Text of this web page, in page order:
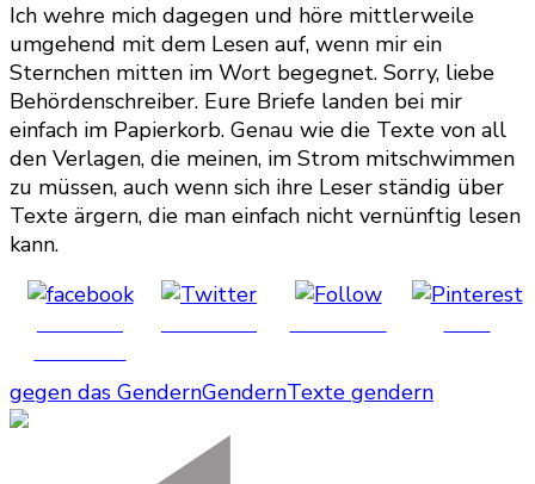
Ich wehre mich dagegen und höre mittlerweile
umgehend mit dem Lesen auf, wenn mir ein
Sternchen mitten im Wort begegnet. Sorry, liebe
Behördenschreiber. Eure Briefe landen bei mir
einfach im Papierkorb. Genau wie die Texte von all
den Verlagen, die meinen, im Strom mitschwimmen
zu müssen, auch wenn sich ihre Leser ständig über
Texte ärgern, die man einfach nicht vernünftig lesen
kann.
gegen das GendernGendernTexte gendern